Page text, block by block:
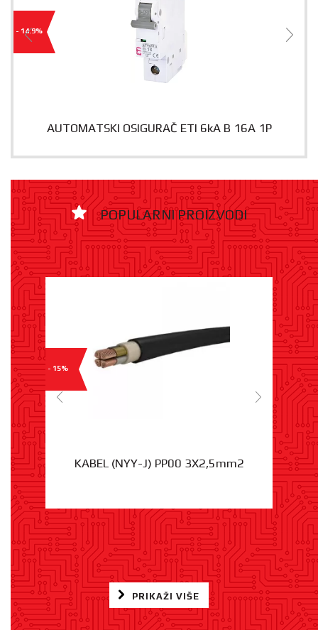
- 14.9%
AUTOMATSKI OSIGURAČ ETI 6kA B 16A 1P
POPULARNI PROIZVODI
- 15%
KABEL (NYY-J) PP00 3X2,5mm2
PRIKAŽI VIŠE